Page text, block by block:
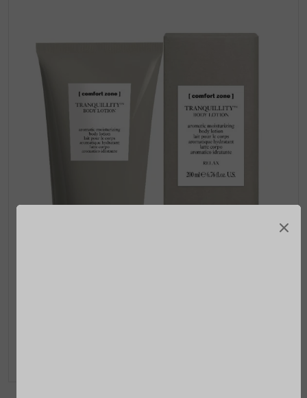
×